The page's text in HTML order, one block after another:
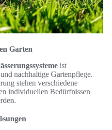
Garten
ist
nachhaltige Gartenpflege.
stehen verschiedene
individuellen Bedürfnissen